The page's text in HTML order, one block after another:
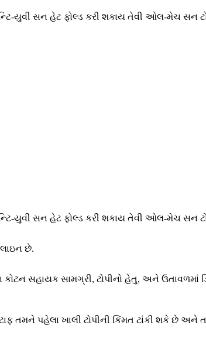
યુવી સન હેટ ફોલ્ડ કરી શકાય તેવી ઓલ-મેચ સન
યુવી સન હેટ ફોલ્ડ કરી શકાય તેવી ઓલ-મેચ સન
છે.
કોટન સહાયક સામગ્રી, ટોપીનો હેતુ, અને
પહેલા ખાલી ટોપીની કિંમત ટાંકી શકે છે અને